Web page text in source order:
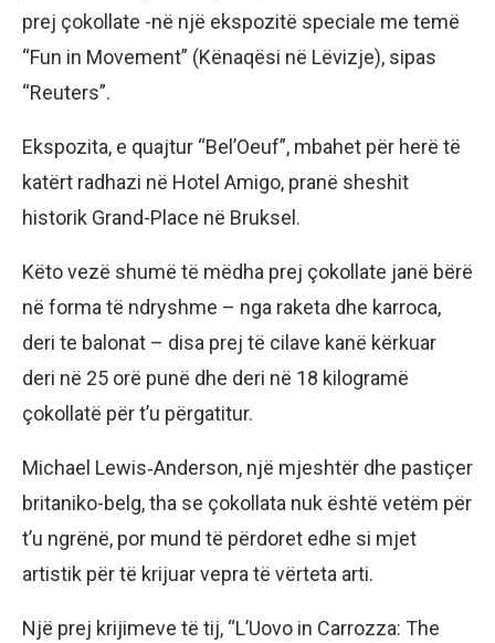
prej çokollate -në një ekspozitë speciale me temë
“Fun in Movement” (Kënaqësi në Lëvizje), sipas
“Reuters”.
Ekspozita, e quajtur “Bel’Oeuf”, mbahet për herë të
katërt radhazi në Hotel Amigo, pranë sheshit
historik Grand-Place në Bruksel.
Këto vezë shumë të mëdha prej çokollate janë bërë
në forma të ndryshme – nga raketa dhe karroca,
deri te balonat – disa prej të cilave kanë kërkuar
deri në 25 orë punë dhe deri në 18 kilogramë
çokollatë për t’u përgatitur.
Michael Lewis‑Anderson, një mjeshtër dhe pastiçer
britaniko-belg, tha se çokollata nuk është vetëm për
t’u ngrënë, por mund të përdoret edhe si mjet
artistik për të krijuar vepra të vërteta arti.
Një prej krijimeve të tij, “L’Uovo in Carrozza: The